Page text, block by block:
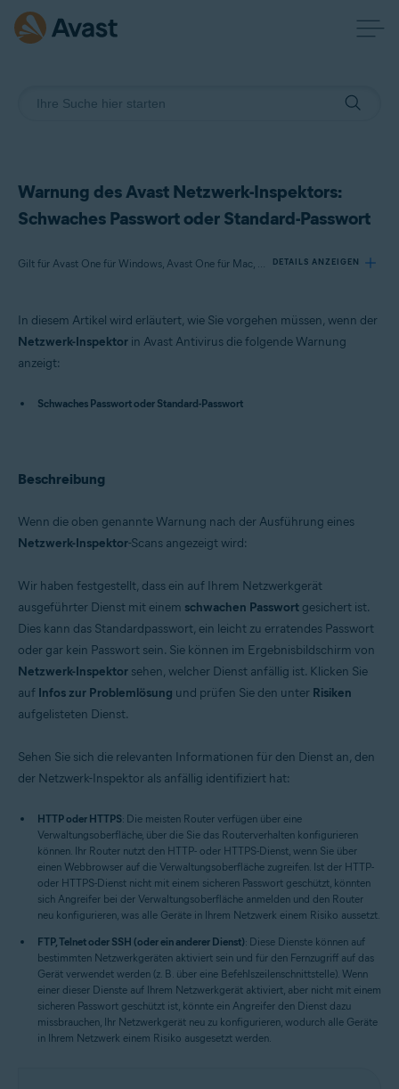
Warnung des Avast Netzwerk-Inspektors:
Schwaches Passwort oder Standard-Passwort
Gilt für Avast One für Windows, Avast One für Mac, Avast Premium Security für Windows, Avast Free Antivirus für Windows, Avast Premium Security für Mac, Avast Security für Mac DETAILS ANZEIGEN
Avast One 22.x für Mac
Avast Free Antivirus 22.x für Windows
Betriebssysteme:
Microsoft Windows 8.x / Pro / Enterprise - 32 / 64-Bit
Microsoft Windows 8 Home/Pro/Enterprise/Education – 32-/64-Bit
benutzerfreundlichem Rollup-Update, 32-/64-Bit
Apple macOS 12.x (Monterey)
Apple macOS 11.x (Big Sur)
Apple macOS 10.14.x (Mojave)
Apple macOS 10.13.x (High Sierra)
Apple macOS 10.12.x (Sierra)
In diesem Artikel wird erläutert, wie Sie vorgehen müssen, wenn der
Netzwerk-Inspektor in Avast Antivirus die folgende Warnung
anzeigt:
Schwaches Passwort oder Standard-Passwort
Beschreibung
Wenn die oben genannte Warnung nach der Ausführung eines
Netzwerk-Inspektor-Scans angezeigt wird:
Wir haben festgestellt, dass ein auf Ihrem Netzwerkgerät
ausgeführter Dienst mit einem schwachen Passwort gesichert ist.
Dies kann das Standardpasswort, ein leicht zu erratendes Passwort
oder gar kein Passwort sein. Sie können im Ergebnisbildschirm von
Netzwerk-Inspektor sehen, welcher Dienst anfällig ist. Klicken Sie
auf Infos zur Problemlösung und prüfen Sie den unter Risiken
aufgelisteten Dienst.
Sehen Sie sich die relevanten Informationen für den Dienst an, den
der Netzwerk-Inspektor als anfällig identifiziert hat:
HTTP oder HTTPS: Die meisten Router verfügen über eine
Verwaltungsoberfläche, über die Sie das Routerverhalten konfigurieren
können. Ihr Router nutzt den HTTP- oder HTTPS-Dienst, wenn Sie über
einen Webbrowser auf die Verwaltungsoberfläche zugreifen. Ist der HTTP-
oder HTTPS-Dienst nicht mit einem sicheren Passwort geschützt, könnten
sich Angreifer bei der Verwaltungsoberfläche anmelden und den Router
neu konfigurieren, was alle Geräte in Ihrem Netzwerk einem Risiko aussetzt.
FTP, Telnet oder SSH (oder ein anderer Dienst): Diese Dienste können auf
bestimmten Netzwerkgeräten aktiviert sein und für den Fernzugriff auf das
Gerät verwendet werden (z. B. über eine Befehlszeilenschnittstelle). Wenn
einer dieser Dienste auf Ihrem Netzwerkgerät aktiviert, aber nicht mit einem
sicheren Passwort geschützt ist, könnte ein Angreifer den Dienst dazu
missbrauchen, Ihr Netzwerkgerät neu zu konfigurieren, wodurch alle Geräte
in Ihrem Netzwerk einem Risiko ausgesetzt werden.